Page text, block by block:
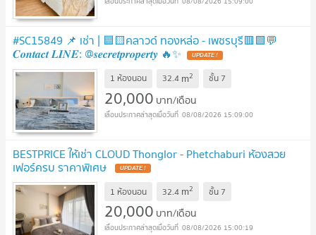
#SC15849 📌 เช่า | 🟦🟨คลาวด์ ทองหล่อ - เพชรบุรี🟥🟩💬
𝑪𝒐𝒏𝒕𝒂𝒄𝒕 𝑳𝑰𝑵𝑬: @𝒔𝒆𝒄𝒓𝒆𝒕𝒑𝒓𝒐𝒑𝒆𝒓𝒕𝒚 🔥✨
1 ห้องนอน 32.4 m2 ชั้น 7
20,000 บาท/เดือน
08/08/2026 15:09:00
BESTPRICE ให้เช่า CLOUD Thonglor - Phetchaburi ห้องสวย
เฟอร์ครบ ราคาพิเศษ
1 ห้องนอน 32.4 m2 ชั้น 7
20,000 บาท/เดือน
08/08/2026 15:00:19